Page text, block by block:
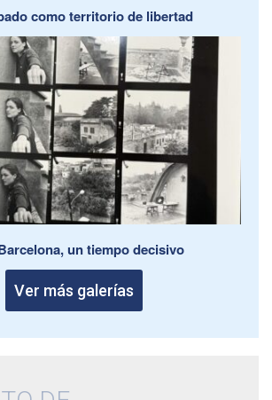
como territorio de libertad
un tiempo decisivo
Ver más galerías